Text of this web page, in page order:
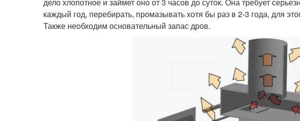
каждый год, перебирать, промазывать хотя бы раз в 2-3 года, для
Также необходим основательный запас дров.